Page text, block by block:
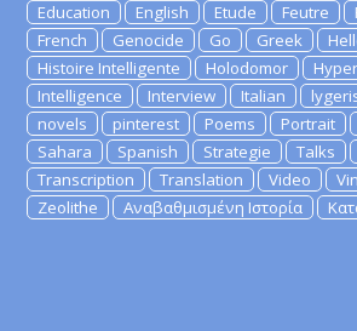
Education
English Etude Feutre
French
Genocide Go Greek
Histoire Intelligente
Holodomor
Intelligence
Interview Italian
novels
pinterest Poems Portrait
Sahara
Spanish Strategie Talks
Transcription
Translation Video
Zeolithe
Αναβαθμισμένη Ιστορία